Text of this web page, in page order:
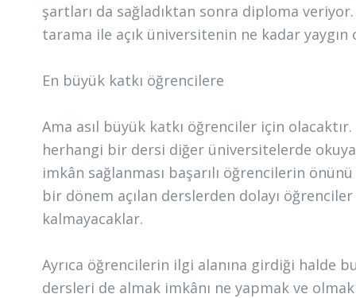
şartları da sağladıktan sonra diploma
tarama ile açık üniversitenin ne kadar
En büyük katkı öğrencilere
Ama asıl büyük katkı öğrenciler için
herhangi bir dersi diğer üniversitelerde
imkân sağlanması başarılı öğrencilerin
bir dönem açılan derslerden dolayı
kalmayacaklar.
Ayrıca öğrencilerin ilgi alanına girdiği halde
dersleri de almak imkânı ne yapmak ve